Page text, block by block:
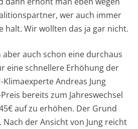
wer auch immer
halt. Wir wollten das ja gar nicht.
aber auch schon eine durchaus
eine schnellere Erhöhung der
Klimaexperte Andreas Jung
bereits zum Jahreswechsel
auf zu erhöhen. Der Grund
der Ansicht von Jung reicht